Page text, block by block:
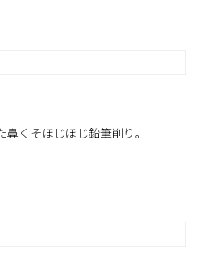
くそほじほじ鉛筆削り。